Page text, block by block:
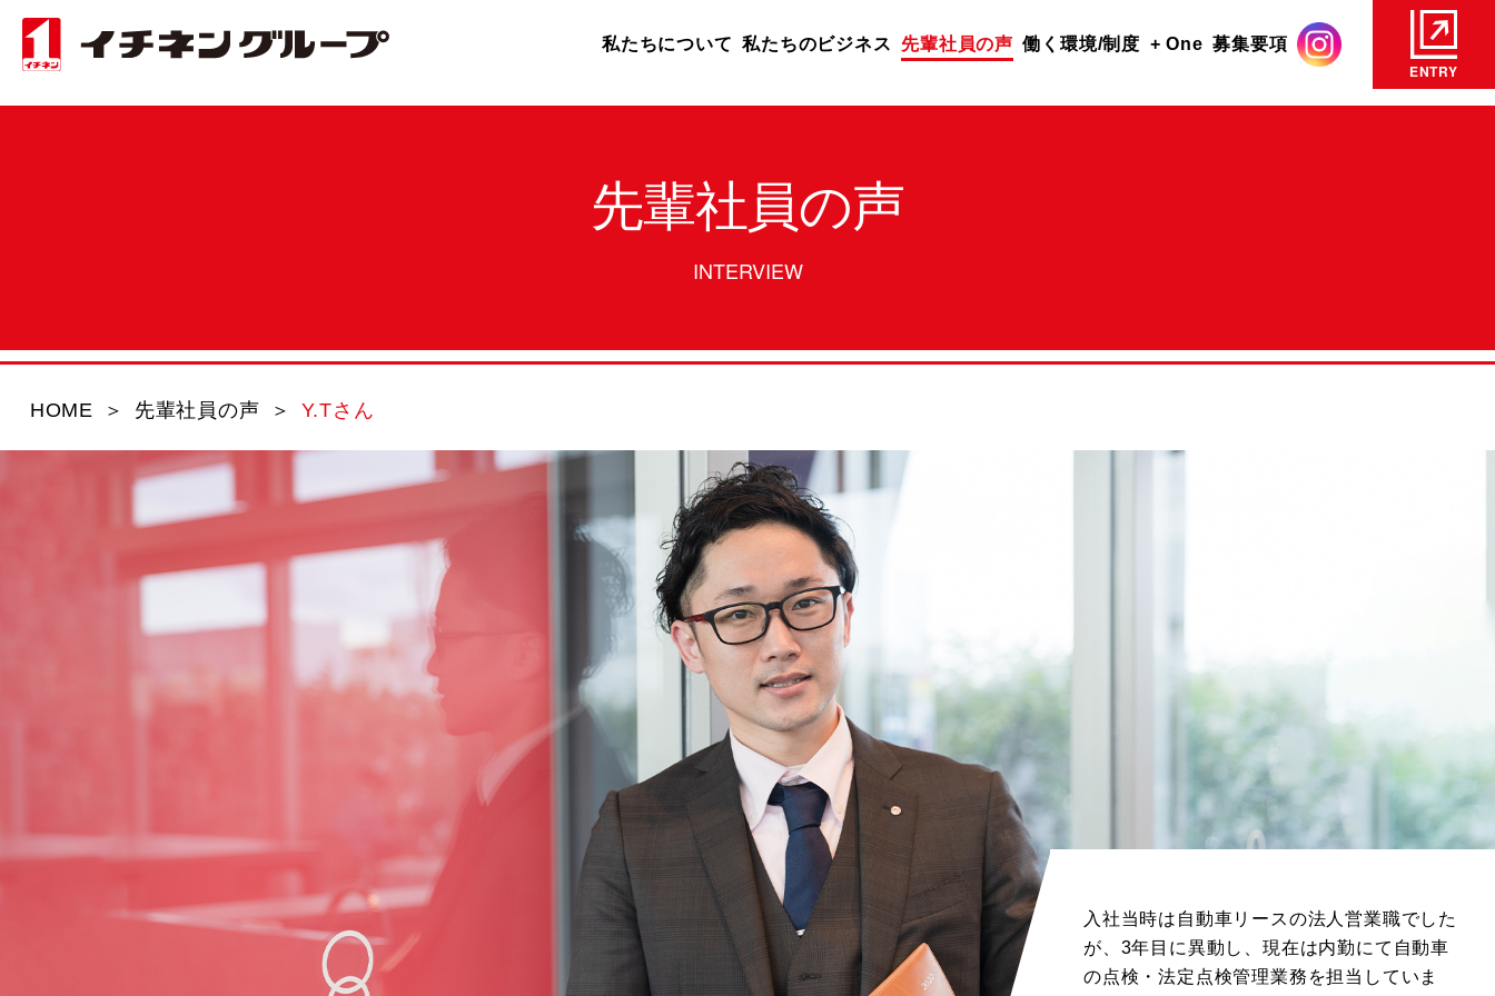
私たちについて 私たちのビジネス 先輩社員の声 働く環境/制度 + One 募集要項
ENTRY
先輩社員の声
INTERVIEW
HOME 先輩社員の声 Y.Tさん
入社当時は自動車リースの法人営業職でした
が、3年目に異動し、現在は内勤にて自動車
の点検・法定点検管理業務を担当していま